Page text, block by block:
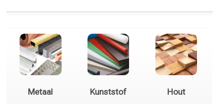
Metaal Kunststof Hout